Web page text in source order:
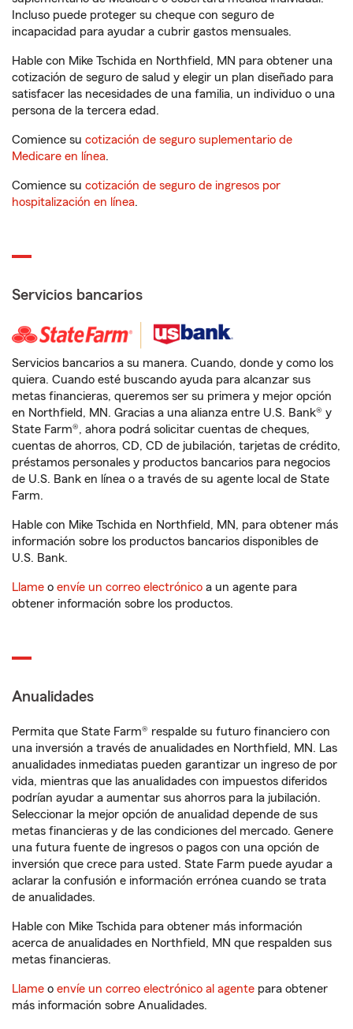
Incluso puede proteger su cheque con seguro de
incapacidad para ayudar a cubrir gastos mensuales.
Hable con Mike Tschida en Northfield, MN para obtener una
cotización de seguro de salud y elegir un plan diseñado para
satisfacer las necesidades de una familia, un individuo o una
persona de la tercera edad.
Comience su cotización de seguro suplementario de
Medicare en línea.
Comience su cotización de seguro de ingresos por
hospitalización en línea.
Servicios bancarios
Servicios bancarios a su manera. Cuando, donde y como los
quiera. Cuando esté buscando ayuda para alcanzar sus
metas financieras, queremos ser su primera y mejor opción
en Northfield, MN. Gracias a una alianza entre U.S. Bank® y
State Farm®, ahora podrá solicitar cuentas de cheques,
cuentas de ahorros, CD, CD de jubilación, tarjetas de crédito,
préstamos personales y productos bancarios para negocios
de U.S. Bank en línea o a través de su agente local de State
Farm.
Hable con Mike Tschida en Northfield, MN, para obtener más
información sobre los productos bancarios disponibles de
U.S. Bank.
Llame o envíe un correo electrónico a un agente para
obtener información sobre los productos.
Anualidades
Permita que State Farm® respalde su futuro financiero con
una inversión a través de anualidades en Northfield, MN. Las
anualidades inmediatas pueden garantizar un ingreso de por
vida, mientras que las anualidades con impuestos diferidos
podrían ayudar a aumentar sus ahorros para la jubilación.
Seleccionar la mejor opción de anualidad depende de sus
metas financieras y de las condiciones del mercado. Genere
una futura fuente de ingresos o pagos con una opción de
inversión que crece para usted. State Farm puede ayudar a
aclarar la confusión e información errónea cuando se trata
de anualidades.
Hable con Mike Tschida para obtener más información
acerca de anualidades en Northfield, MN que respalden sus
metas financieras.
Llame o envíe un correo electrónico al agente para obtener
más información sobre Anualidades.